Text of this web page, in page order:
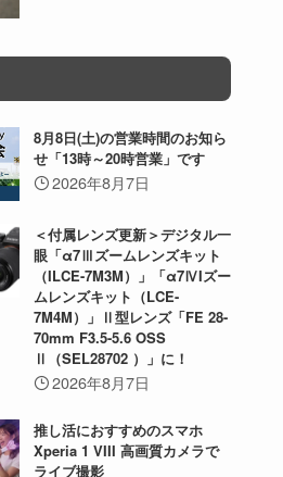
8月8日(土)の営業時間のお知ら
せ「13時～20時営業」です
2026年8月7日
＜付属レンズ更新＞デジタル一
眼「α7Ⅲズームレンズキット
（ILCE-7M3M）」「α7ⅣIズー
ムレンズキット（LCE-
7M4M）」Ⅱ型レンズ「FE 28-
70mm F3.5-5.6 OSS
Ⅱ（SEL28702 ）」に！
2026年8月7日
推し活におすすめのスマホ
Xperia 1 VIII 高画質カメラで
ライブ撮影